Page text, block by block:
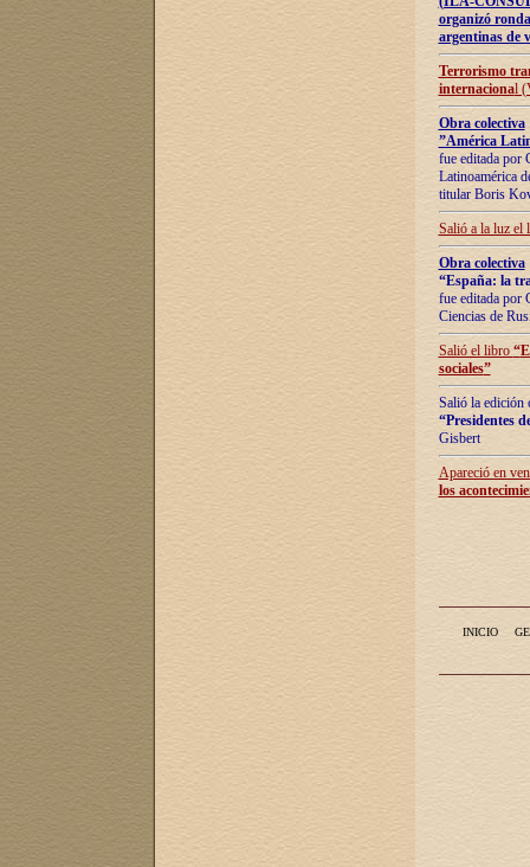
organizó
argentinas de
Terrorismo
internacional
Obra colectiva
”América
fue editada por
Latinoamérica
titular Boris
Salió a la luz el
Obra colectiva
“España: la
fue editada por
Ciencias de
Salió el libro “
sociales”
Salió la edición
“Presidentes
Gisbert
Apareció en
los
INICIO